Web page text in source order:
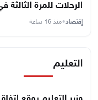
الرحلات للمرة الثالثة في
إقتصاد•منذ 16 ساعة
التعليم